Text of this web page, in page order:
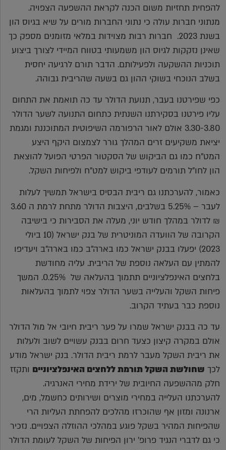
להפחית תחזיות משום הכנה לקראת ההשפעה הצפויה.
מנתוני חברות עולה כי נתוני החברות מורים על שיא בגיוס הון
בשנת 2023. חברות רבות מצוידות במלאי מזומנים מספק כך
שאינן נזקקות לגיוס הון משמעותי בטווח המיידי לצורך ביצוע
תוכניות ההשקעה ולפעילותם. הדבר תורם לרגיעה יחסית
בשלב הנוכחי בשוקי ההון גם בשעה שהריבית גבוהה.
כפי שפירטנו בעבר, תנועת הדולר עד כה תואמת את התחום
עליו פירטנו בסקירתנו השנתית כתחום התנועה לשער הדולר
3.30-3.80 אולם לאור הרפורמה השיפוטית המתוכננת ומגמת
יציאת משקיעים זרים המהלך גורר לצמצום היקף היצע
המט"ח כמו גם הביקוש של הסקטור הפרטי הפועל להוצאת
הון לחו"ל תורמים לעודפי ביקוש למט"ח ולפיחות השקל.
כאמור, להערכתנו גם ריבית הבסיס בישראל תמשיך לעלות
לעבר – 5.25% בשלבים, היצבות הדולר מתחת לרמת ה 3.60
₪ לדולר במהלך חודש יוני, מעלה את הסבירות כי בישיבה
הקרובה של הוועדה המוניטרית של בנק ישראל (10 ביולי
2023) יפעלו בבנק ישראל כמו בארה"ב כמו בארה"ב ויעדיפו
להמתין עם העלאה נוספת של הריבית. עליה מחודשת
בלחצים האינפלציוניים תתמוך בהעלאה של 0.25%. המשך
פיחות השקל והעלייה בשער הדולר צפוי לתמוך בהעלאות
נוספת כבר בעתיד הקרוב.
עד כה בבנק ישראל שמרו על פער ריבית חיובי אל מול הדולר
אולם במקרה קיצון כצעד חרום בבנק עשויים לשוב ולעלות
את ריבית השקל מעבר לרמת ריבית הדולר. בנק ישראל מודע
לכך שחולשת השקל תורמת ללחצים האינפלציוניים ותקזז
חלק מההשפעה החיובית של ירידת מחירי האנרגיה.
להערכתנו העלייה במחירי מוצרים ושירותים כחשמל, מים,
ארנונה ומזון אף שהוכרזו מהלכים להפחתת העליות הרי
שהפיחות המהיר בשקל פוגע במהלכי ההוזלה הצפויים. נזכיר
כי גם לדברי הנגיד פרופ' ירון הפיחות של השקל לעומת הדולר